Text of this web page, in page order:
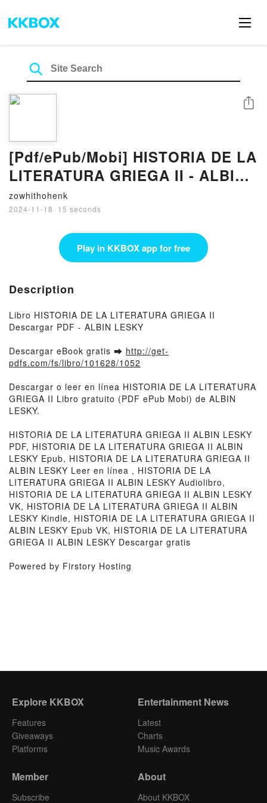
[Pdf/ePub/Mobi] HISTORIA DE LA
LITERATURA GRIEGA II - ALBIN
LESKY descargar ebook gratis
zowhithohenk
2024-11-18 · 15 seconds
Share
Play in KKBOX app for free
Description
Libro HISTORIA DE LA LITERATURA GRIEGA II
Descargar PDF - ALBIN LESKY
Descargar eBook gratis ➡ http://get-
pdfs.com/fs/libro/101628/1052
Descargar o leer en línea HISTORIA DE LA LITERATURA
GRIEGA II Libro gratuito (PDF ePub Mobi) de ALBIN
LESKY.
HISTORIA DE LA LITERATURA GRIEGA II ALBIN LESKY
PDF, HISTORIA DE LA LITERATURA GRIEGA II ALBIN
LESKY Epub, HISTORIA DE LA LITERATURA GRIEGA II
ALBIN LESKY Leer en línea , HISTORIA DE LA
LITERATURA GRIEGA II ALBIN LESKY Audiolibro,
HISTORIA DE LA LITERATURA GRIEGA II ALBIN LESKY
VK, HISTORIA DE LA LITERATURA GRIEGA II ALBIN
LESKY Kindle, HISTORIA DE LA LITERATURA GRIEGA II
ALBIN LESKY Epub VK, HISTORIA DE LA LITERATURA
GRIEGA II ALBIN LESKY Descargar gratis
Powered by Firstory Hosting
Explore KKBOX
Features
Giveaways
Platforms
Entertainment News
Latest
Charts
Music Awards
Member
Subscribe
About
About KKBOX